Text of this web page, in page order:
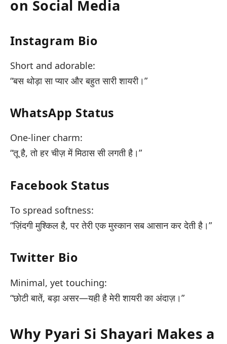
on Social Media
Instagram Bio
Short and adorable:
“बस थोड़ा सा प्यार और बहुत सारी शायरी।”
WhatsApp Status
One-liner charm:
“तू है, तो हर चीज़ में मिठास सी लगती है।”
Facebook Status
To spread softness:
“ज़िंदगी मुश्किल है, पर तेरी एक मुस्कान सब आसान कर देती है।”
Twitter Bio
Minimal, yet touching:
“छोटी बातें, बड़ा असर—यही है मेरी शायरी का अंदाज़।”
Why Pyari Si Shayari Makes a